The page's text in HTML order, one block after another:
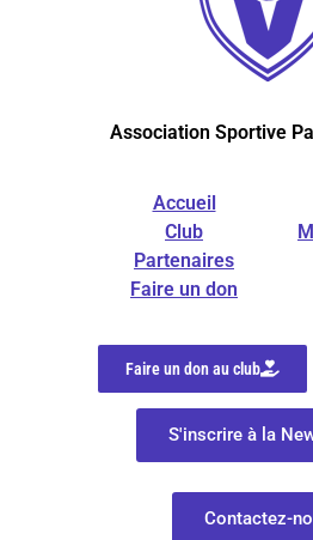
Association Sportive
Accueil
Club
Partenaires
Faire un don
Faire un don au club
S'inscrire à la
Contactez-